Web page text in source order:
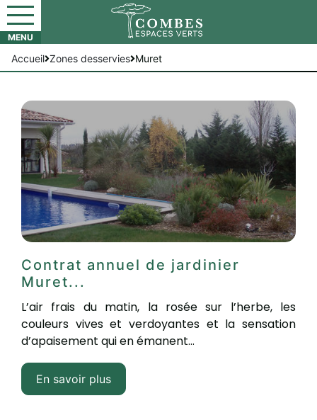
Accueil Zones desservies Muret
Contrat annuel de jardinier
Muret...
L’air frais du matin, la rosée sur l’herbe, les
couleurs vives et verdoyantes et la sensation
d’apaisement qui en émanent...
En savoir plus